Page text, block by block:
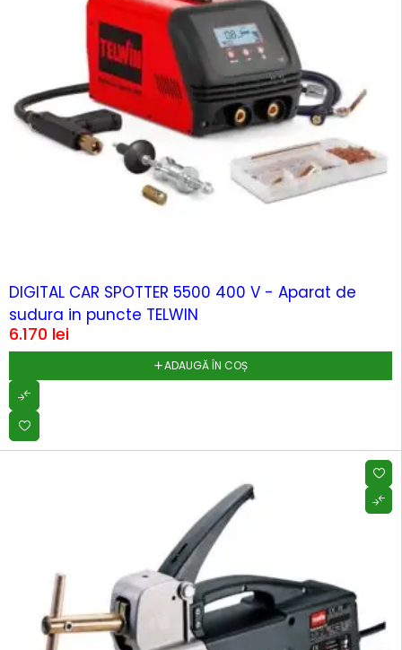
DIGITAL CAR SPOTTER 5500 400 V - Aparat de
sudura in puncte TELWIN
6.170 lei
ADAUGĂ ÎN COȘ